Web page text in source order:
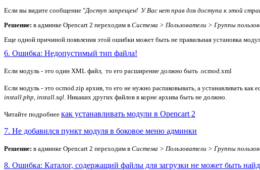
Если вы видите сообщение "Доступ запрещен! У Вас нет прав для доступа к этой
Решение: в админке Opencart 2 переходим в Система > Пользователи > Группы
Еще одной причиной появления этой ошибки может быть не правильная установка
6. Ошибка: Недопустимый тип файла!
Если модуль - это один XML файл, то его расширение должно быть .ocmod.xml
Если модуль - это ocmod.zip архив, то его не нужно распаковывать, а устанавливать как
install.php install.sql . Никаких других файлов в корне архива быть не должно.
Читайте подробнее как устанавливать модули в Opencart 2
7. Не добавился пункт модуля в боковое меню админки
Решение: в админке Opencart 2 переходим в Система > Пользователи > Группы
8. Ошибка: Каталог, содержащий файлы для загрузки не может быть